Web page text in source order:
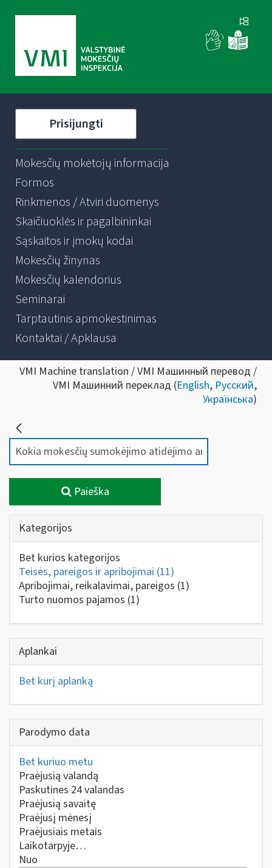
Prisijungti
Mokesčių mokėtojų informacija
Formos
Rinkmenos / Atviri duomenys
Skaičiuoklės ir pagalbininkai
Sąskaitos ir įmokų kodai
Mokesčių žinynas
Mokesčių kalendorius
Seminarai
Tarptautinis apmokestinimas
Kontaktai / Apklausa
VMI Machine translation / VMI Машинный перевод /
VMI Машинний переклад (English, Русский,
Українська)
Paieška
Kategorijos
Bet kurios kategorijos
Teisės, pareigos ir apribojimai (11)
Apribojimai, reikalavimai, pareigos (1)
Turto nuomos pajamos (1)
Aplankai
Bet kurį aplanką
Parodymo data
Bet kuriuo metu
Praėjusią valandą
Paskutines 24 valandas
Praėjusią savaitę
Praėjusį mėnesį
Praėjusiais metais
Laikotarpyje…
Nuo